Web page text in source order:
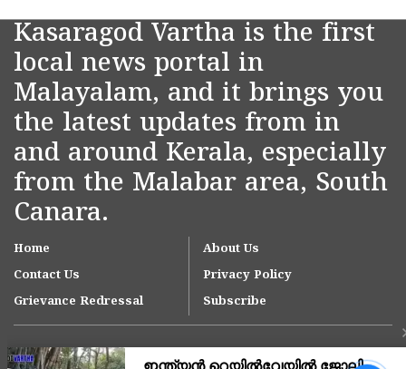
Kasaragod Vartha is the first
local news portal in
Malayalam, and it brings you
the latest updates from in
and around Kerala, especially
from the Malabar area, South
Canara.
Home
About Us
Contact Us
Privacy Policy
Grievance Redressal
Subscribe